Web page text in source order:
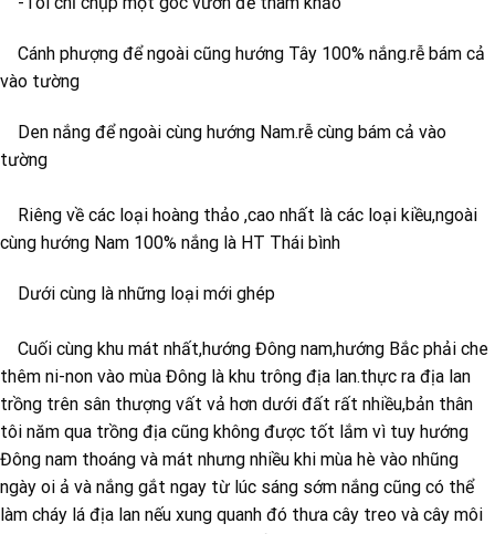
Cánh phượng để ngoài cũng hướng Tây 100% nắng.rễ bám cả
vào tường
Den nắng để ngoài cùng hướng Nam.rễ cùng bám cả vào
tường
Riêng về các loại hoàng thảo ,cao nhất là các loại kiều,ngoài
cùng hướng Nam 100% nắng là HT Thái bình
Dưới cùng là những loại mới ghép
Cuối cùng khu mát nhất,hướng Đông nam,hướng Bắc phải che
thêm ni-non vào mùa Đông là khu trông địa lan.thực ra địa lan
trồng trên sân thượng vất vả hơn dưới đất rất nhiều,bản thân
tôi năm qua trồng địa cũng không được tốt lắm vì tuy hướng
Đông nam thoáng và mát nhưng nhiều khi mùa hè vào nhũng
ngày oi ả và nắng gắt ngay từ lúc sáng sớm nắng cũng có thể
làm cháy lá địa lan nếu xung quanh đó thưa cây treo và cây môi